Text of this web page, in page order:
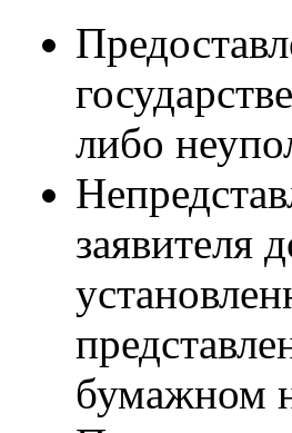
либо
заявителя
бумажном